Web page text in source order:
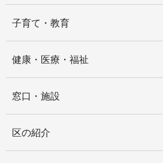
子育て・教育
健康・医療・福祉
窓口・施設
区の紹介